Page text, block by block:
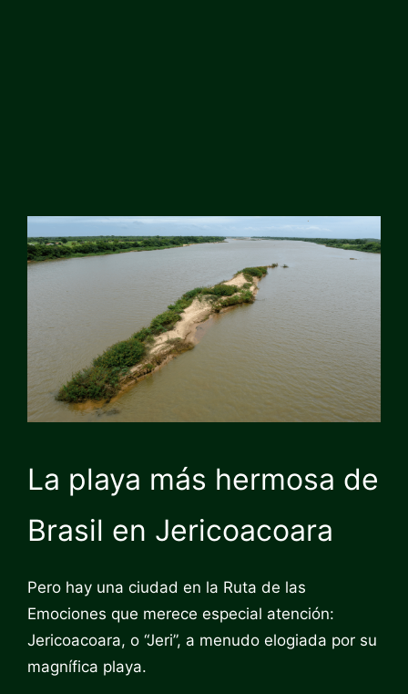
La playa más hermosa de
Brasil en Jericoacoara
Pero hay una ciudad en la Ruta de las
Emociones que merece especial atención:
Jericoacoara, o “Jeri”, a menudo elogiada por su
magnífica playa.